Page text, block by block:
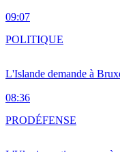
09:07
L'Islande demande à
08:36
POLITIQUE
PRODÉFENSE